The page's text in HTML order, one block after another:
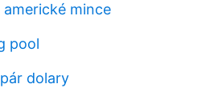
mince
pool
dolary